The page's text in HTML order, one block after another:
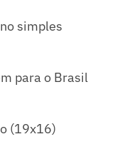
simples
para o Brasil
(19x16)